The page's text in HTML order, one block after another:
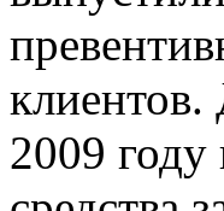
клиентов.
2009